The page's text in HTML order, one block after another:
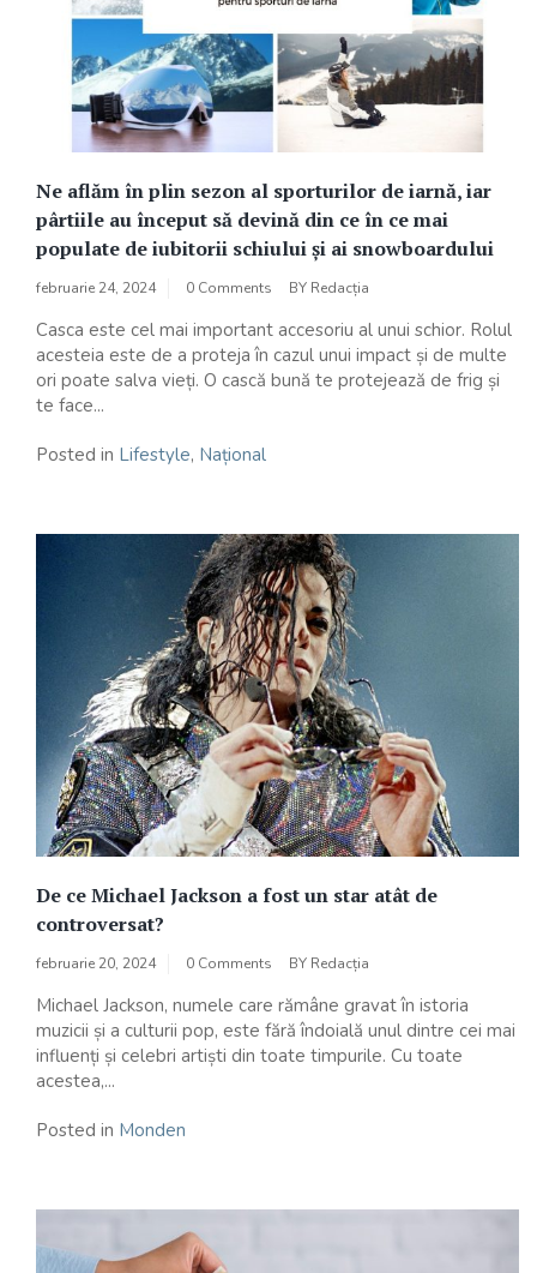
Ne aflăm în plin sezon al sporturilor de iarnă, iar
pârtiile au început să devină din ce în ce mai
populate de iubitorii schiului și ai snowboardului
februarie 24, 2024 0 Comments BY Redacția
Casca este cel mai important accesoriu al unui schior. Rolul
acesteia este de a proteja în cazul unui impact și de multe
ori poate salva vieți. O cască bună te protejează de frig și
te face...
Posted in Lifestyle, Național
De ce Michael Jackson a fost un star atât de
controversat?
februarie 20, 2024 0 Comments BY Redacția
Michael Jackson, numele care rămâne gravat în istoria
muzicii și a culturii pop, este fără îndoială unul dintre cei mai
influenți și celebri artiști din toate timpurile. Cu toate
acestea,...
Posted in Monden